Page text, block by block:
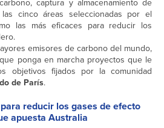
captura y almacenamiento de
cinco áreas seleccionadas por el
las más eficaces para reducir los
emisores de carbono del mundo,
ponga en marcha proyectos que le
objetivos fijados por la comunidad
de París.
reducir los gases de efecto
apuesta Australia